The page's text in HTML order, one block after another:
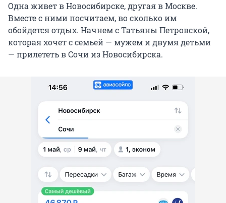
Одна живет в Новосибирске, другая в Москве.
Вместе с ними посчитаем, во сколько им
обойдется отдых. Начнем с Татьяны Петровской,
которая хочет с семьей — мужем и двумя детьми
— прилететь в Сочи из Новосибирска.